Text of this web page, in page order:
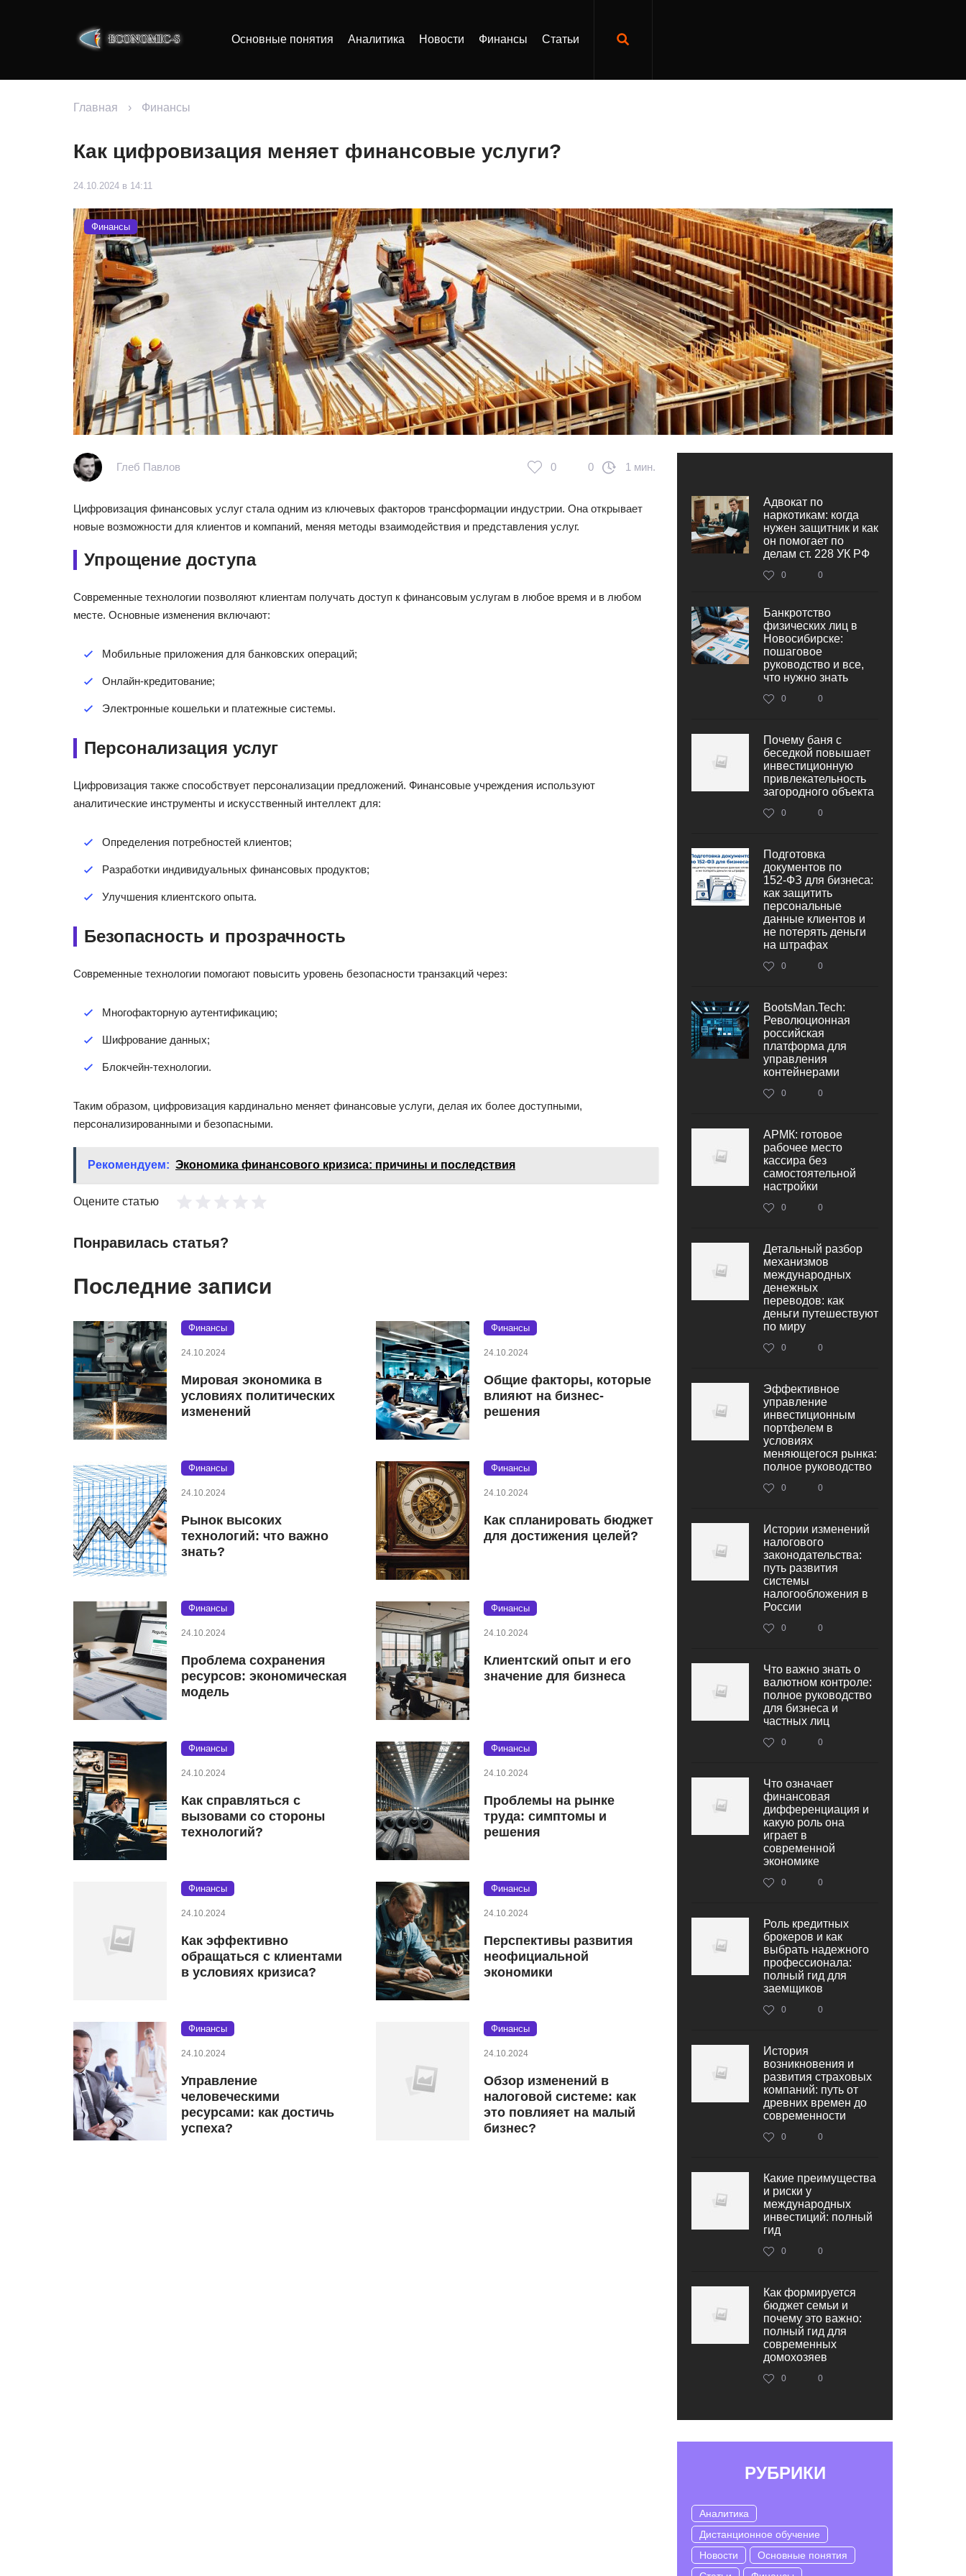
Основные понятия Аналитика Новости Финансы Статьи
Главная › Финансы
Как цифровизация меняет финансовые услуги?
24.10.2024 в 14:11
Финансы
Глеб Павлов 0 0 1 мин.
Цифровизация финансовых услуг стала одним из ключевых факторов трансформации индустрии. Она открывает
новые возможности для клиентов и компаний, меняя методы взаимодействия и представления услуг.
Упрощение доступа
Современные технологии позволяют клиентам получать доступ к финансовым услугам в любое время и в любом
месте. Основные изменения включают:
Мобильные приложения для банковских операций;
Онлайн-кредитование;
Электронные кошельки и платежные системы.
Персонализация услуг
Цифровизация также способствует персонализации предложений. Финансовые учреждения используют
аналитические инструменты и искусственный интеллект для:
Определения потребностей клиентов;
Разработки индивидуальных финансовых продуктов;
Улучшения клиентского опыта.
Безопасность и прозрачность
Современные технологии помогают повысить уровень безопасности транзакций через:
Многофакторную аутентификацию;
Шифрование данных;
Блокчейн-технологии.
Таким образом, цифровизация кардинально меняет финансовые услуги, делая их более доступными,
персонализированными и безопасными.
Рекомендуем: Экономика финансового кризиса: причины и последствия
Оцените статью
Понравилась статья?
Последние записи
Финансы
24.10.2024
Мировая экономика в
условиях политических
изменений
Финансы
24.10.2024
Общие факторы, которые
влияют на бизнес-
решения
Финансы
24.10.2024
Рынок высоких
технологий: что важно
знать?
Финансы
24.10.2024
Как спланировать бюджет
для достижения целей?
Финансы
24.10.2024
Проблема сохранения
ресурсов: экономическая
модель
Финансы
24.10.2024
Клиентский опыт и его
значение для бизнеса
Финансы
24.10.2024
Как справляться с
вызовами со стороны
технологий?
Финансы
24.10.2024
Проблемы на рынке
труда: симптомы и
решения
Финансы
24.10.2024
Как эффективно
обращаться с клиентами
в условиях кризиса?
Финансы
24.10.2024
Перспективы развития
неофициальной
экономики
Финансы
24.10.2024
Управление
человеческими
ресурсами: как достичь
успеха?
Финансы
24.10.2024
Обзор изменений в
налоговой системе: как
это повлияет на малый
бизнес?
Адвокат по
наркотикам: когда
нужен защитник и как
он помогает по
делам ст. 228 УК РФ
0 0
Банкротство
физических лиц в
Новосибирске:
пошаговое
руководство и все,
что нужно знать
0 0
Почему баня с
беседкой повышает
инвестиционную
привлекательность
загородного объекта
0 0
Подготовка
документов по
152‑ФЗ для бизнеса:
как защитить
персональные
данные клиентов и
не потерять деньги
на штрафах
0 0
BootsMan.Tech:
Революционная
российская
платформа для
управления
контейнерами
0 0
АРМК: готовое
рабочее место
кассира без
самостоятельной
настройки
0 0
Детальный разбор
механизмов
международных
денежных
переводов: как
деньги путешествуют
по миру
0 0
Эффективное
управление
инвестиционным
портфелем в
условиях
меняющегося рынка:
полное руководство
0 0
Истории изменений
налогового
законодательства:
путь развития
системы
налогообложения в
России
0 0
Что важно знать о
валютном контроле:
полное руководство
для бизнеса и
частных лиц
0 0
Что означает
финансовая
дифференциация и
какую роль она
играет в
современной
экономике
0 0
Роль кредитных
брокеров и как
выбрать надежного
профессионала:
полный гид для
заемщиков
0 0
История
возникновения и
развития страховых
компаний: путь от
древних времен до
современности
0 0
Какие преимущества
и риски у
международных
инвестиций: полный
гид
0 0
Как формируется
бюджет семьи и
почему это важно:
полный гид для
современных
домохозяев
0 0
РУБРИКИ
Аналитика
Дистанционное обучение
Новости
Основные понятия